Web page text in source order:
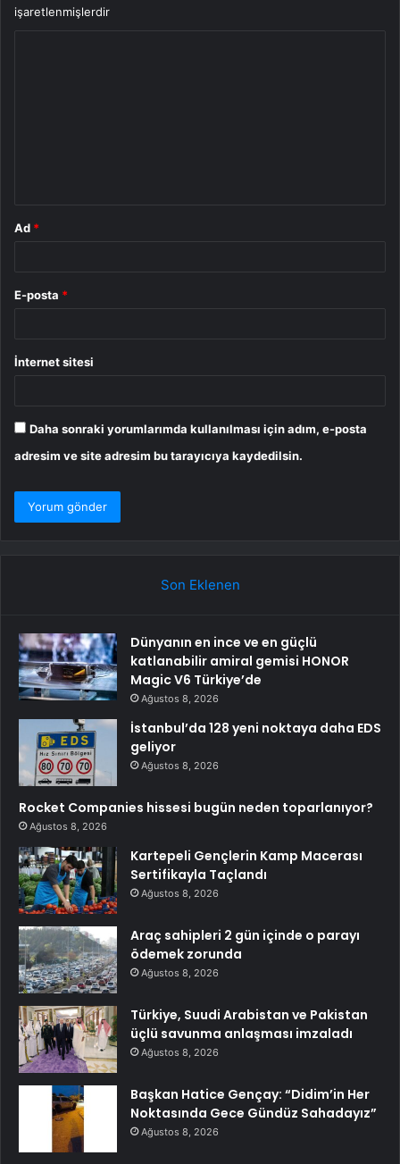
işaretlenmişlerdir
Ad *
E-posta *
İnternet sitesi
Daha sonraki yorumlarımda kullanılması için adım, e-posta
adresim ve site adresim bu tarayıcıya kaydedilsin.
Son Eklenen
Dünyanın en ince ve en güçlü
katlanabilir amiral gemisi HONOR
Magic V6 Türkiye’de
Ağustos 8, 2026
İstanbul’da 128 yeni noktaya daha EDS
geliyor
Ağustos 8, 2026
Rocket Companies hissesi bugün neden toparlanıyor?
Ağustos 8, 2026
Kartepeli Gençlerin Kamp Macerası
Sertifikayla Taçlandı
Ağustos 8, 2026
Araç sahipleri 2 gün içinde o parayı
ödemek zorunda
Ağustos 8, 2026
Türkiye, Suudi Arabistan ve Pakistan
üçlü savunma anlaşması imzaladı
Ağustos 8, 2026
Başkan Hatice Gençay: “Didim’in Her
Noktasında Gece Gündüz Sahadayız”
Ağustos 8, 2026